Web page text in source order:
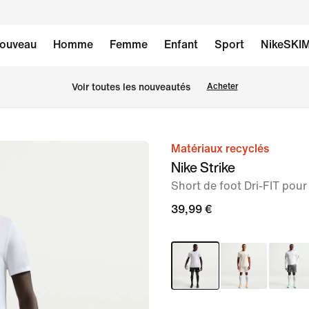
Homme Femme Enfant Sport
Voir toutes les nouveautés Acheter
image 1Matériaux recyclés
Nike Strike
Short de foot Dri-FIT
39,99 €